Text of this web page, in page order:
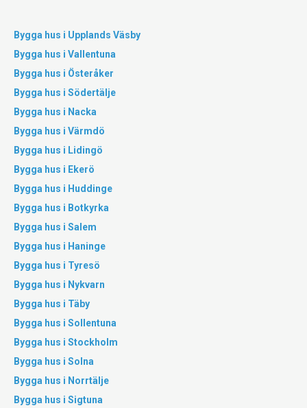
Bygga hus i Upplands Väsby
Bygga hus i Vallentuna
Bygga hus i Österåker
Bygga hus i Södertälje
Bygga hus i Nacka
Bygga hus i Värmdö
Bygga hus i Lidingö
Bygga hus i Ekerö
Bygga hus i Huddinge
Bygga hus i Botkyrka
Bygga hus i Salem
Bygga hus i Haninge
Bygga hus i Tyresö
Bygga hus i Nykvarn
Bygga hus i Täby
Bygga hus i Sollentuna
Bygga hus i Stockholm
Bygga hus i Solna
Bygga hus i Norrtälje
Bygga hus i Sigtuna